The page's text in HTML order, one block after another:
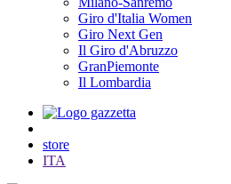
Giro d'Italia Women
Giro Next Gen
Il Giro d'Abruzzo
GranPiemonte
Il Lombardia
store
ITA